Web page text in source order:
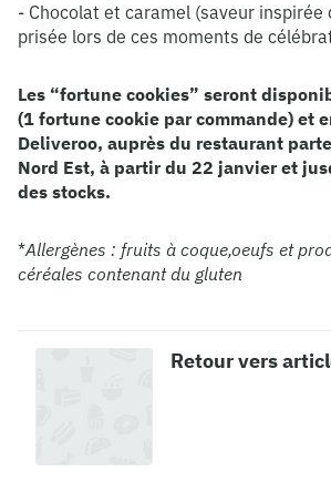
- Chocolat et caramel (saveur inspirée
prisée lors de ces moments de
Les “fortune cookies” seront
(1 fortune cookie par commande) et
Deliveroo, auprès du restaurant
Nord Est, à partir du 22 janvier et
des stocks.
*Allergènes : fruits à coque,oeufs et
céréales contenant du gluten
Retour vers